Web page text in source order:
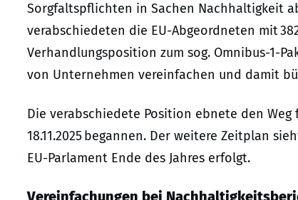
Sorgfaltspflichten in Sachen Nachhaltigkeit
verabschiedeten die EU-Abgeordneten mit
Verhandlungsposition zum sog. Omnibus-1-
von Unternehmen vereinfachen und damit
Die verabschiedete Position ebnete den
18.11.2025 begannen. Der weitere Zeitplan
EU-Parlament Ende des Jahres erfolgt.
Vereinfachungen bei